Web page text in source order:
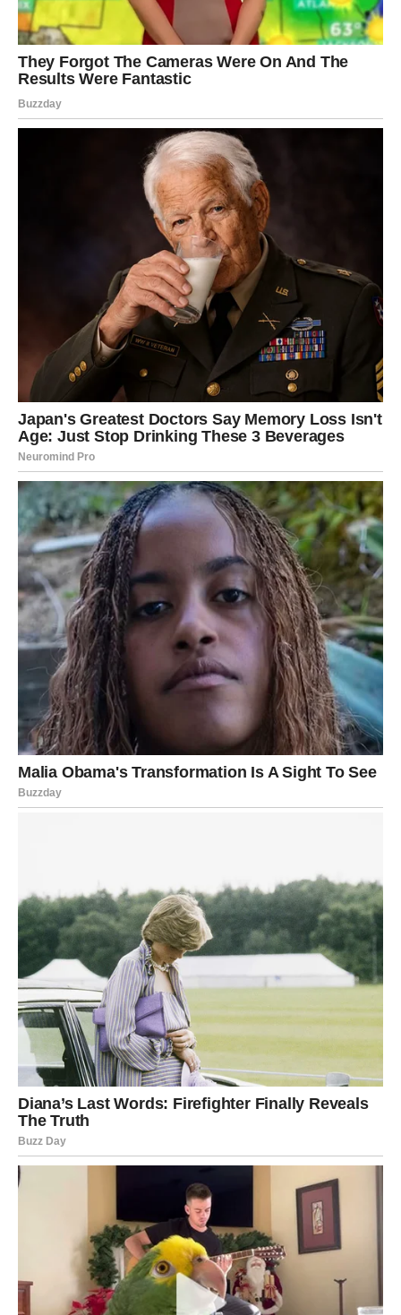
priznanje, podršku, ili otvaranje vrata koja su ranije
delovala zatvoreno. Moguće je da se pojavi osoba koja
vam pomaže – mentor, kolega, klijent, neko ko vas
preporučuje. Ribe često rade u senci, bez buke, i baš
zato ih iznenadi kada njihovo ime odjednom postane
“tema”.
Finansijski, nagrada može doći kao:
isplata koja je kasnila,
poklon ili pomoć,
ili nova prilika koja stabilizuje naredne mesece.
Ali važnije od samog novca je osećaj: “Vredi. Isplatilo se.”
Ribe sada počinju da veruju da mogu da imaju i mir i
sigurnost, ne samo emociju.
4) Najvažniji savet za Ribe
Ne vraćajte se na ono što vas je lomilo samo zato što se
javilo. Nagrada neće doći ako je zamenite starom
patnjom. Ovaj period traži od vas da budete nežni, ali i
mudri. Da ne spašavate one koji vas nisu čuvali. Da
izaberete ono što je jasno, čisto i stabilno.
Ribe u ovom periodu imaju jednu posebnu moć: da
prepoznaju razliku između
sudbine navike. I kada to
prepoznate – sve se menja.
ŠKORPIJA – ROMANSA KOJA
SE NE MOŽE ZAUSTAVITI
Kad ljubav ne dolazi da vas umiri, već da
vas transformiše
Škorpija je znak koji ne ulazi u ljubav da bi se zabavljao.
Škorpija ulazi u ljubav kao u dubinu. Kao u okean. I zato
se kod nje ništa ne dešava “usput”. Kada Škorpija oseti, to
postaje intenzitet koji menja ritam disanja, menja
spavanje, menja misli, menja ponašanje. A u narednim
danima upravo to se dešava: dolazi romansa koja se ne
može objasniti razumno.
1) Kako izgleda romansa Škorpije u
ovom periodu
Ovo nije romansa koja počinje sa “hajde da vidimo”. Ovo
je romansa koja počinje sa “ne mogu da se pravim da me
nije briga”. Može doći kroz:
osobu koja je dugo bila “blizu”, ali se nikada nije prešla